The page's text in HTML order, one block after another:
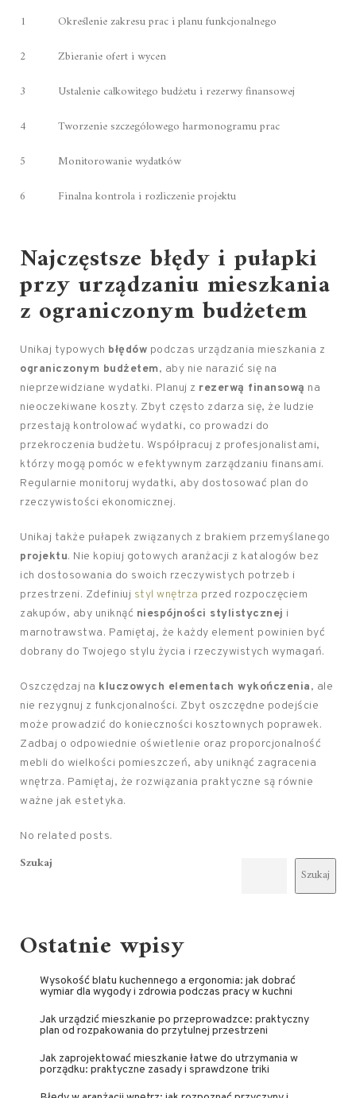
1
Określenie zakresu prac i planu funkcjonalnego
2
Zbieranie ofert i wycen
3
Ustalenie całkowitego budżetu i rezerwy finansowej
4
Tworzenie szczegółowego harmonogramu prac
5
Monitorowanie wydatków
6
Finalna kontrola i rozliczenie projektu
Najczęstsze błędy i pułapki
przy urządzaniu mieszkania
z ograniczonym budżetem
Unikaj typowych błędów podczas urządzania mieszkania z
ograniczonym budżetem, aby nie narazić się na
nieprzewidziane wydatki. Planuj z rezerwą finansową na
nieoczekiwane koszty. Zbyt często zdarza się, że ludzie
przestają kontrolować wydatki, co prowadzi do
przekroczenia budżetu. Współpracuj z profesjonalistami,
którzy mogą pomóc w efektywnym zarządzaniu finansami.
Regularnie monitoruj wydatki, aby dostosować plan do
rzeczywistości ekonomicznej.
Unikaj także pułapek związanych z brakiem przemyślanego
projektu. Nie kopiuj gotowych aranżacji z katalogów bez
ich dostosowania do swoich rzeczywistych potrzeb i
przestrzeni. Zdefiniuj styl wnętrza przed rozpoczęciem
zakupów, aby uniknąć niespójności stylistycznej i
marnotrawstwa. Pamiętaj, że każdy element powinien być
dobrany do Twojego stylu życia i rzeczywistych wymagań.
Oszczędzaj na kluczowych elementach wykończenia, ale
nie rezygnuj z funkcjonalności. Zbyt oszczędne podejście
może prowadzić do konieczności kosztownych poprawek.
Zadbaj o odpowiednie oświetlenie oraz proporcjonalność
mebli do wielkości pomieszczeń, aby uniknąć zagracenia
wnętrza. Pamiętaj, że rozwiązania praktyczne są równie
ważne jak estetyka.
No related posts.
Szukaj
Szukaj
Ostatnie wpisy
Wysokość blatu kuchennego a ergonomia: jak dobrać
wymiar dla wygody i zdrowia podczas pracy w kuchni
Jak urządzić mieszkanie po przeprowadzce: praktyczny
plan od rozpakowania do przytulnej przestrzeni
Jak zaprojektować mieszkanie łatwe do utrzymania w
porządku: praktyczne zasady i sprawdzone triki